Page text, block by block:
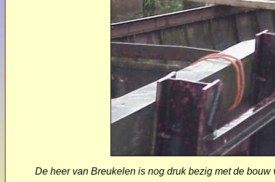
De heer van Breukelen is nog druk bezig met de